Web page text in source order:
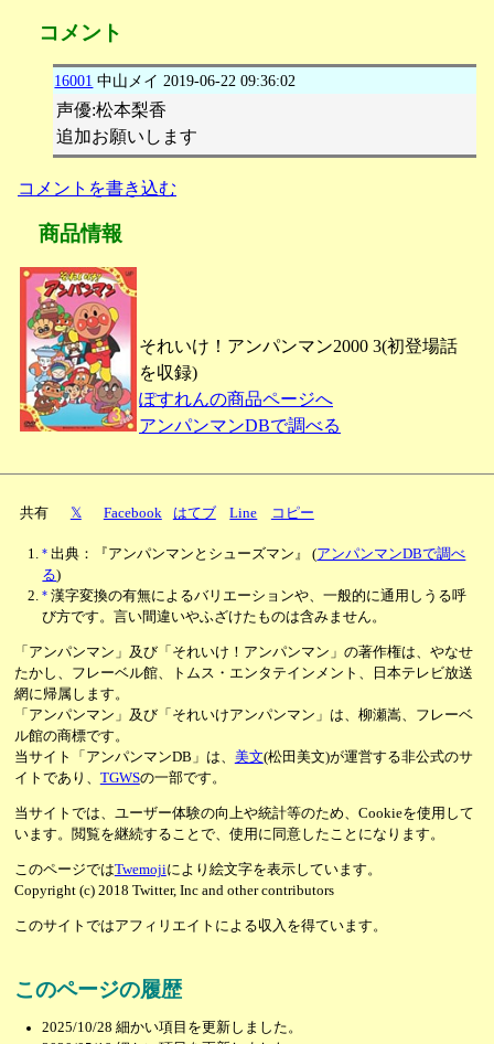
コメント
16001 中山メイ 2019-06-22 09:36:02
声優:松本梨香
追加お願いします
コメントを書き込む
商品情報
それいけ！アンパンマン2000 3(初登場話
を収録)
ぽすれんの商品ページへ
アンパンマンDBで調べる
共有 𝕏 Facebook はてブ Line コピー
* 出典：『アンパンマンとシューズマン』(アンパンマンDBで調べ
る)
* 漢字変換の有無によるバリエーションや、一般的に通用しうる呼
び方です。言い間違いやふざけたものは含みません。
「アンパンマン」及び「それいけ！アンパンマン」の著作権は、やなせ
たかし、フレーベル館、トムス・エンタテインメント、日本テレビ放送
網に帰属します。
「アンパンマン」及び「それいけアンパンマン」は、柳瀬嵩、フレーベ
ル館の商標です。
当サイト「アンパンマンDB」は、 美文(松田美文)が運営する非公式のサ
イトであり、 TGWSの一部です。
当サイトでは、ユーザー体験の向上や統計等のため、Cookieを使用して
います。閲覧を継続することで、使用に同意したことになります。
このページではTwemojiにより絵文字を表示しています。
Copyright (c) 2018 Twitter, Inc and other contributors
このサイトではアフィリエイトによる収入を得ています。
このページの履歴
2025/10/28 細かい項目を更新しました。